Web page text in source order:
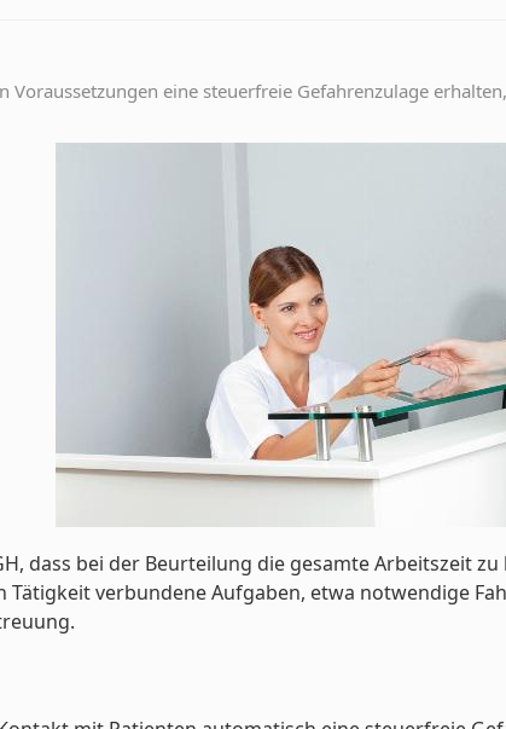
eine steuerfreie Gefahrenzulage
dass bei der Beurteilung die gesamte Arbeitszeit
verbundene Aufgaben, etwa notwendige